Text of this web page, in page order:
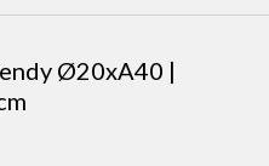
Ø20xA40 |